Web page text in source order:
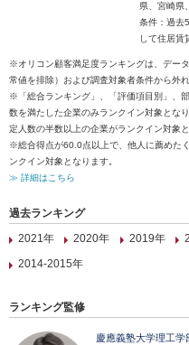
県、宮崎県
条件：過去
して住居賃
※オリコン顧客満足度ランキングは、デー
常値を排除）および調査対象者条件から外
※「総合ランキング」、「評価項目別」、
数を満たした企業のみランクイン対象とな
定人数の半数以上の企業がランクイン対象と
※総合得点が60.0点以上で、他人に薦めた
ンクイン対象となります。
≫ 詳細はこちら
過去ランキング
2021年
2020年 2019年
2014-2015年
ランキング監修
慶應義塾大学理工